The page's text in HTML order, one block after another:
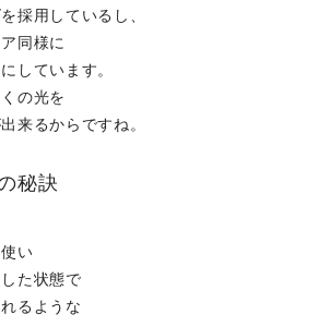
採用しているし、
同様に
しています。
の光を
来るからですね。
秘訣
い
た状態で
るような